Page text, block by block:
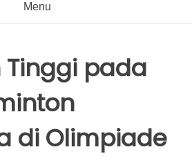
Menu
pada
di Olimpiade